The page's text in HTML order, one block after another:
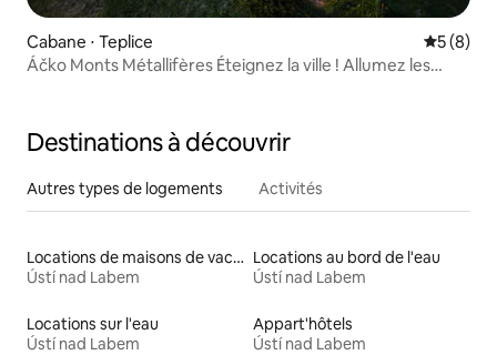
Cabane ⋅ Teplice
5 (8)
Áčko Monts Métallifères Éteignez la ville ! Allumez les
Destinations à découvrir
Autres types de logements Activités
Locations de maisons de vacances
Ústí nad Labem
Locations au bord de l'eau
Ústí nad Labem
Locations sur l'eau
Ústí nad Labem
Appart'hôtels
Ústí nad Labem